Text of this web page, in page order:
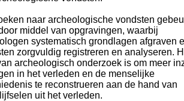
naar archeologische vondsten
middel van opgravingen, waarbij
systematisch grondlagen afgraven
zorgvuldig registreren en analyseren.
archeologisch onderzoek is om meer
in het verleden en de menselijke
te reconstrueren aan de hand van
uit het verleden.